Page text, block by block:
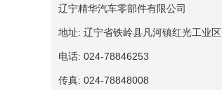
辽宁精华汽车零部件有限公司
地址: 辽宁省铁岭县凡河镇红光工业区
电话: 024-78846253
传真: 024-78848008